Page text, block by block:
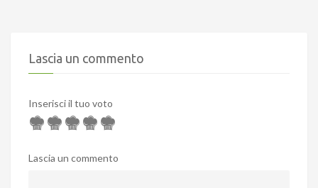
Lascia un commento
Inserisci il tuo voto
Lascia un commento